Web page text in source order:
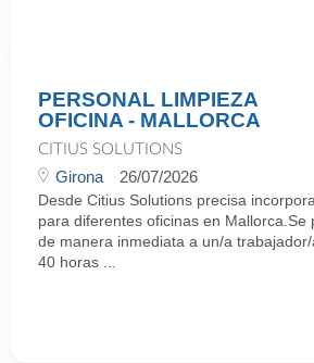
PERSONAL LIMPIEZA
OFICINA - MALLORCA
CITIUS SOLUTIONS
Girona 26/07/2026
Desde Citius Solutions precisa
para diferentes oficinas en Mallorca.Se
de manera inmediata a un/a
40 horas ...